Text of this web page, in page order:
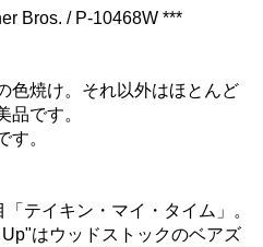
Bros. / P-10468W ***
色焼け。それ以外はほとんど
品です。
す。
テイキン・マイ・タイム」。
はウッドストックのベアズ